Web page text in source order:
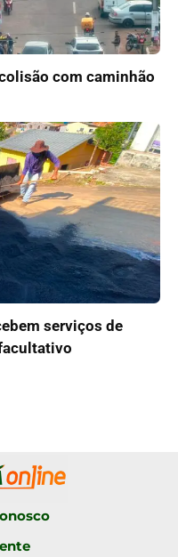
com caminhão
serviços de